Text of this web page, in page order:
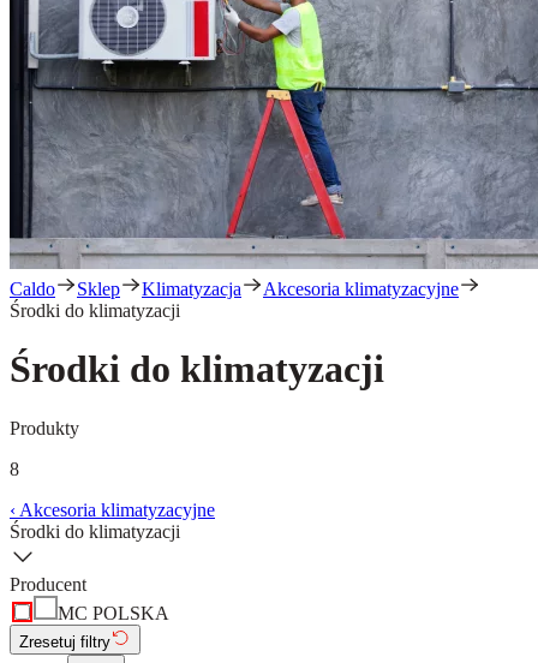
Caldo Sklep Klimatyzacja
Akcesoria klimatyzacyjne
Środki do klimatyzacji
Środki do klimatyzacji
Produkty
8
‹ Akcesoria klimatyzacyjne
Środki do klimatyzacji
Producent
MC POLSKA
Zresetuj filtry